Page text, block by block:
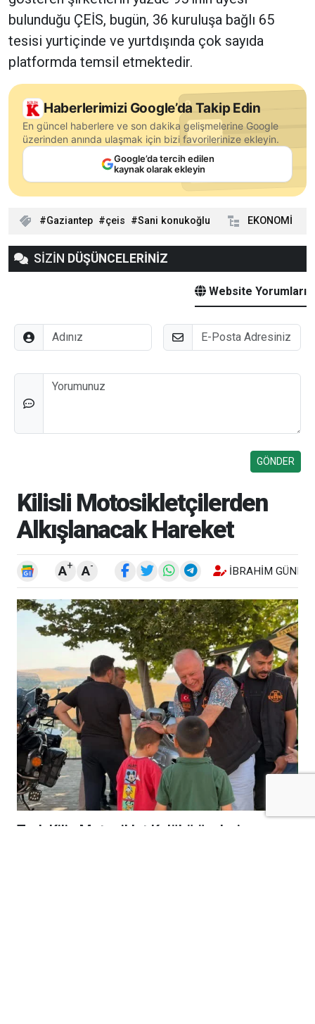
bulunduğu ÇEİS, bugün, 36 kuruluşa bağlı 65
tesisi yurtiçinde ve yurtdışında çok sayıda
platformda temsil etmektedir.
Haberlerimizi Google’da Takip Edin
En güncel haberlere ve son dakika gelişmelerine Google
üzerinden anında ulaşmak için bizi favorilerinize ekleyin.
Google’da tercih edilen
kaynak olarak ekleyin
Gaziantep çeis Sani konukoğlu EKONOMİ
SİZİN DÜŞÜNCELERİNİZ
Website Yorumları
Adınız E-Posta
Düşünceleriniz
Kilisli Motosikletçilerden
Alkışlanacak Hareket
A+ A- İBRAHIM GÜNEŞ
Tork Kilis Motosiklet Kulübü üyeleri,